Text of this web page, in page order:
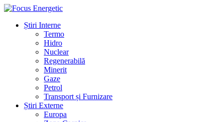
Știri Interne
Termo
Hidro
Nuclear
Regenerabilă
Minerit
Gaze
Petrol
Transport și Furnizare
Știri Externe
Europa